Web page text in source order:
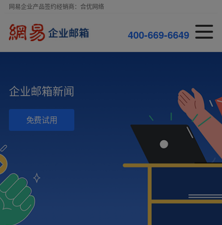
网易企业产品签约经销商：合优网络
4 0
4 00-669-6649
企业邮箱新闻
免费试用